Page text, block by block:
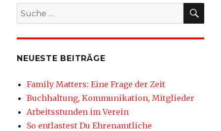
Suche
nach:
NEUESTE BEITRÄGE
Family Matters: Eine Frage der Zeit
Buchhaltung, Kommunikation, Mitglieder
Arbeitsstunden im Verein
So entlastest Du Ehrenamtliche